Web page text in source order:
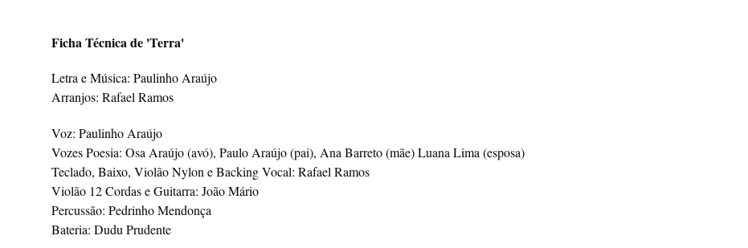
Ficha Técnica de 'Terra'
Letra e Música: Paulinho Araújo
Arranjos: Rafael Ramos
Voz: Paulinho Araújo
Vozes Poesia: Osa Araújo (avó), Paulo Araújo (pai), Ana Barreto (mãe) Luana Lima (esposa)
Teclado, Baixo, Violão Nylon e Backing Vocal: Rafael Ramos
Violão 12 Cordas e Guitarra: João Mário
Percussão: Pedrinho Mendonça
Bateria: Dudu Prudente